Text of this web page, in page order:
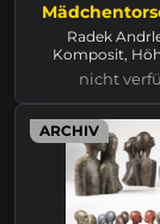
Radek
Komposit,
nicht
ARCHIV